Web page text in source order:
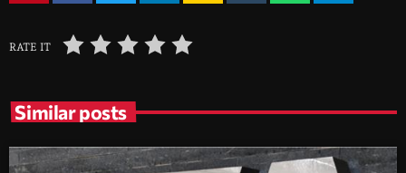
RATE IT
Similar posts